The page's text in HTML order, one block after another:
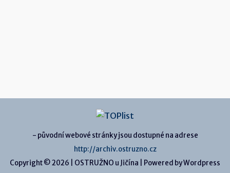
- původní webové stránky jsou dostupné na adrese
http://archiv.ostruzno.cz
Copyright © 2026 | OSTRUŽNO u Jičína | Powered by Wordpress